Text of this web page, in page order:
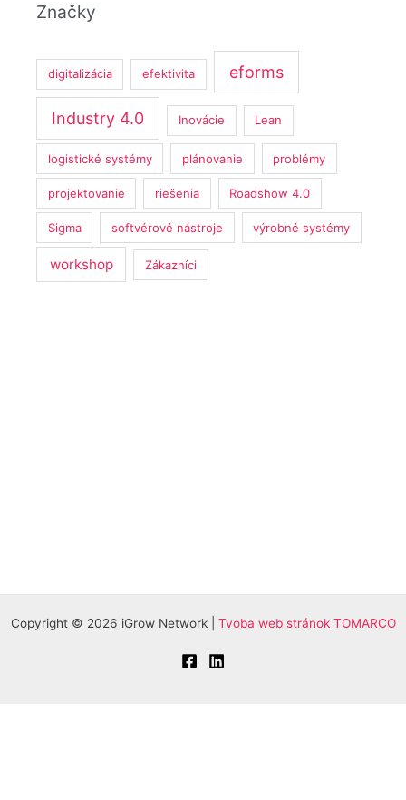
Značky
digitalizácia efektivita eforms
Industry 4.0 Inovácie Lean
logistické systémy plánovanie problémy
projektovanie riešenia Roadshow 4.0
Sigma softvérové nástroje výrobné systémy
workshop Zákazníci
Copyright © 2026 iGrow Network | Tvoba web stránok TOMARCO